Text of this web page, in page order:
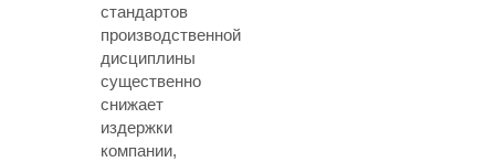
стандартов
производственной
дисциплины
существенно
снижает
издержки
компании,